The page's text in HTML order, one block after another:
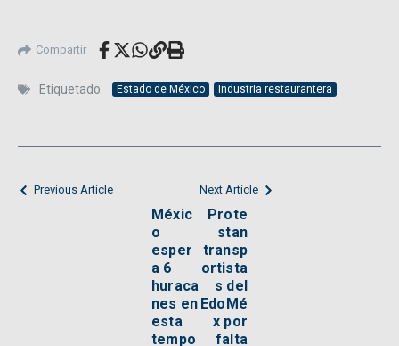
Compartir
Etiquetado: Estado de México Industria restaurantera
Previous Article
Méxic
o
esper
a 6
huraca
nes en
esta
tempo
Next Article
Prote
stan
transp
ortista
s del
EdoMé
x por
falta